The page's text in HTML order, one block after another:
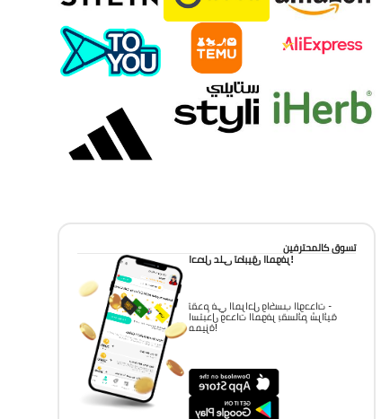
تسوق كالمحترفين
احصل على تطبيق الموفر!
تقدم في المراحل واكسب الوحدات -
استبدل وحدات الموفر بقسائم شرائية
مميزة!